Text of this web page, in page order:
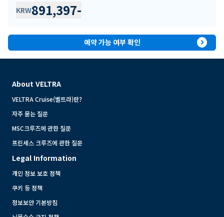
KRW891,397-
예약 가능 여부 확인 expand_circle_right
About VELTRA
VELTRA Cruise(벨트라)란?
자주 묻는 질문
MSC크루즈에 관한 질문
프린세스 크루즈에 관한 질문
Legal Information
개인 정보 보호 정책
쿠키 등 정책
정보보안 기본방침